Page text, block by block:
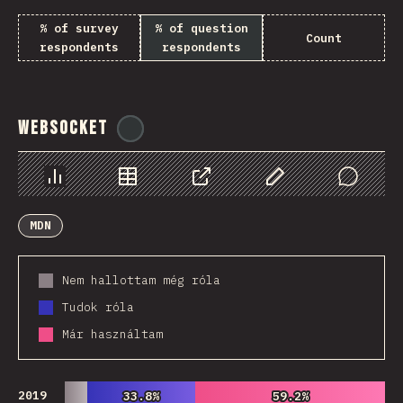
% of survey
respondents
% of question
respondents
Count
WebSocket
Diagramok Adatok MegosztásCustomize Data
Comments
MDN
Nem hallottam még róla
Tudok róla
Már használtam
2019 33.8%
33.8% 59.2%
59.2%